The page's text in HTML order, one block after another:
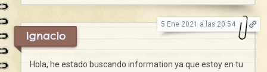
Ignacio
5 Ene 2021 a las 20:54
Hola, he estado buscando information ya que estoy en tu